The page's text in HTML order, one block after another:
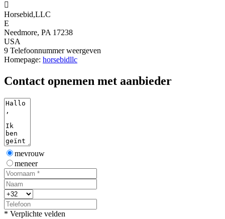

Horsebid,LLC
E
Needmore, PA 17238
USA
9 Telefoonnummer weergeven
Homepage: horsebidllc
Contact opnemen met aanbieder
mevrouw
meneer
* Verplichte velden